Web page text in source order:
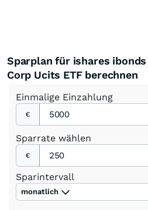
Sparplan für ishares ibonds
Corp Ucits ETF berechnen
Einmalige Einzahlung
€
Sparrate wählen
€
Sparintervall
monatlich